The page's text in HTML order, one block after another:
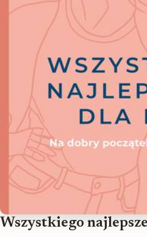
Wszystkiego